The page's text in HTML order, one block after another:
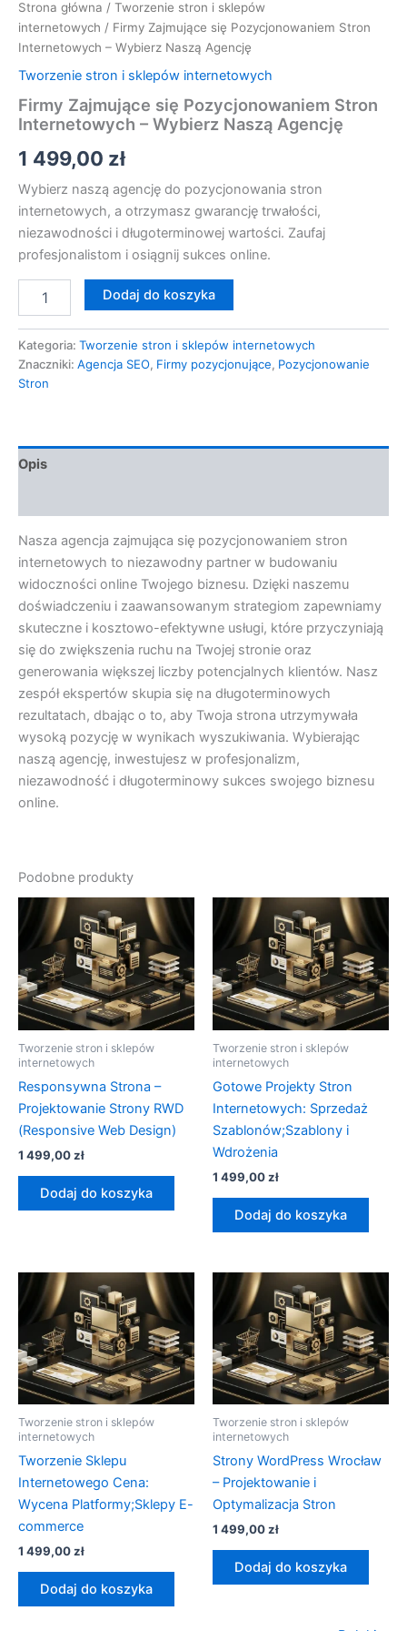
Strona główna / Tworzenie stron i sklepów
internetowych / Firmy Zajmujące się Pozycjonowaniem Stron
Internetowych – Wybierz Naszą Agencję
Tworzenie stron i sklepów internetowych
Firmy Zajmujące się Pozycjonowaniem Stron
Internetowych – Wybierz Naszą Agencję
1 499,00 zł
Wybierz naszą agencję do pozycjonowania stron
internetowych, a otrzymasz gwarancję trwałości,
niezawodności i długoterminowej wartości. Zaufaj
profesjonalistom i osiągnij sukces online.
Dodaj do koszyka
Kategoria: Tworzenie stron i sklepów internetowych
Znaczniki: Agencja SEO, Firmy pozycjonujące, Pozycjonowanie
Stron
Opis
Nasza agencja zajmująca się pozycjonowaniem stron
internetowych to niezawodny partner w budowaniu
widoczności online Twojego biznesu. Dzięki naszemu
doświadczeniu i zaawansowanym strategiom zapewniamy
skuteczne i kosztowo-efektywne usługi, które przyczyniają
się do zwiększenia ruchu na Twojej stronie oraz
generowania większej liczby potencjalnych klientów. Nasz
zespół ekspertów skupia się na długoterminowych
rezultatach, dbając o to, aby Twoja strona utrzymywała
wysoką pozycję w wynikach wyszukiwania. Wybierając
naszą agencję, inwestujesz w profesjonalizm,
niezawodność i długoterminowy sukces swojego biznesu
online.
Podobne produkty
Tworzenie stron i sklepów
internetowych
Responsywna Strona –
Projektowanie Strony RWD
(Responsive Web Design)
1 499,00zł
Dodaj do koszyka
Tworzenie stron i sklepów
internetowych
Gotowe Projekty Stron
Internetowych: Sprzedaż
Szablonów;Szablony i
Wdrożenia
1 499,00zł
Dodaj do koszyka
Tworzenie stron i sklepów
internetowych
Tworzenie Sklepu
Internetowego Cena:
Wycena Platformy;Sklepy E-
commerce
1 499,00zł
Dodaj do koszyka
Tworzenie stron i sklepów
internetowych
Strony WordPress Wrocław
– Projektowanie i
Optymalizacja Stron
1 499,00zł
Dodaj do koszyka